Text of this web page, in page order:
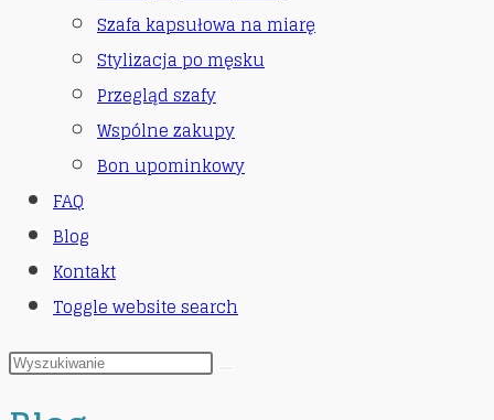
Szafa kapsułowa na miarę
Stylizacja po męsku
Przegląd szafy
Wspólne zakupy
Bon upominkowy
FAQ
Blog
Kontakt
Toggle website search